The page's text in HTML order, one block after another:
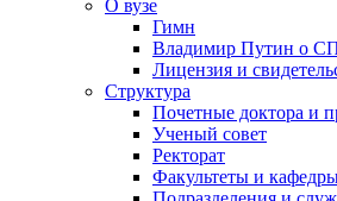
О вузе
Гимн
Владимир Путин о
Лицензия и
Структура
Почетные доктора и
Ученый совет
Ректорат
Факультеты и